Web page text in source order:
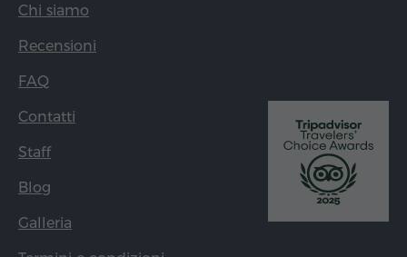
Chi siamo
Recensioni
FAQ
Contatti
Staff
Blog
Galleria